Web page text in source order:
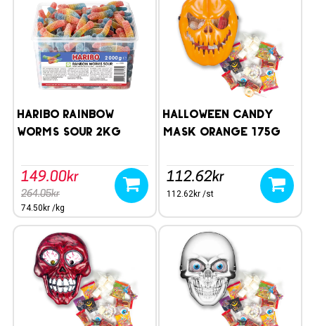
HARIBO Rainbow
Worms Sour 2kg
149.00kr
264.05kr
74.50kr /kg
Halloween Candy
Mask Orange 175g
112.62kr
112.62kr /st